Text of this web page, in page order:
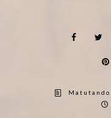
Matutando